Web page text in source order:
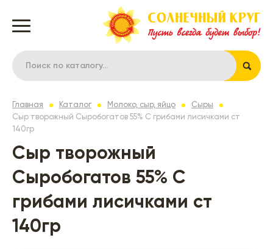
Главная Каталог Молоко, сыр, яйцо
Сыры
Сыр творожный Сыробогатов 55% С грибами лисичками ст
140гр
Сыр творожный
Сыробогатов 55% С
грибами лисичками ст
140гр